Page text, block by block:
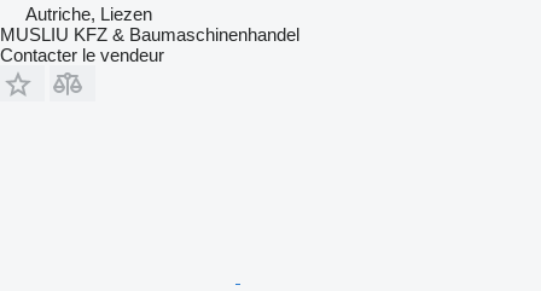
Autriche, Liezen
MUSLIU KFZ & Baumaschinenhandel
Contacter le vendeur